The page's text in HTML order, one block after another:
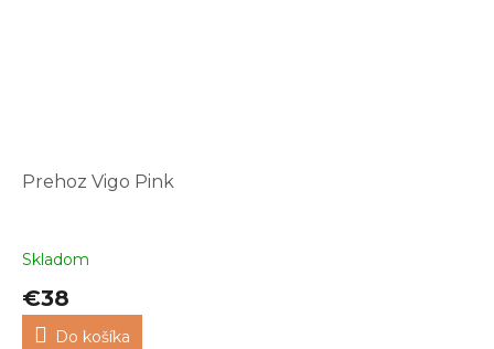
Prehoz Vigo Pink
Skladom
€38
Do košíka